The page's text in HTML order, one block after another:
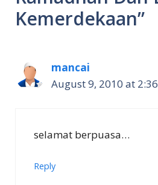
Kemerdekaan”
mancai
August 9, 2010 at
selamat berpuasa…
Reply